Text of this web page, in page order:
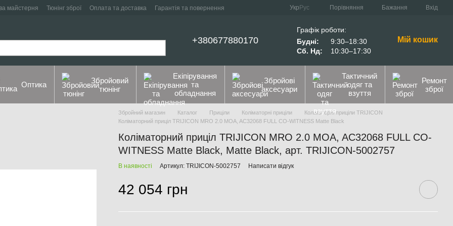
майстерня Тюнінг зброї Оплата та доставка
Гарантія та повернення
Укр Рус Порівняння Бажання Вхід
+380677880170
Графік роботи:
Будні:
9:30–18:30
Сб. Нд:
10:30–17:30
Мій кошик
Оптика
Збройовий
тюнінг
Екіпірування
та
обладнання
Збройові
аксесуари
Тактичний
одяг та
взуття
Ремонт
зброї
Збройний магазин Каталог Приціли Коліматорні приціли
Коліматорні приціли TRIJICON
Коліматорний приціл TRIJICON MRO 2.0 MOA, AC32068 FULL CO-WITNESS Matte Black
Коліматорний приціл TRIJICON MRO 2.0 MOA, AC32068 FULL CO-
WITNESS Matte Black, Matte Black, арт. TRIJICON-5002757
В наявності Артикул: TRIJICON-5002757 Написати відгук
42 054 грн